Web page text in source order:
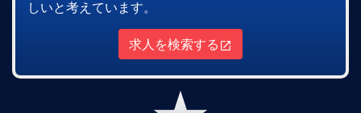
しいと考えています。
求人を検索する